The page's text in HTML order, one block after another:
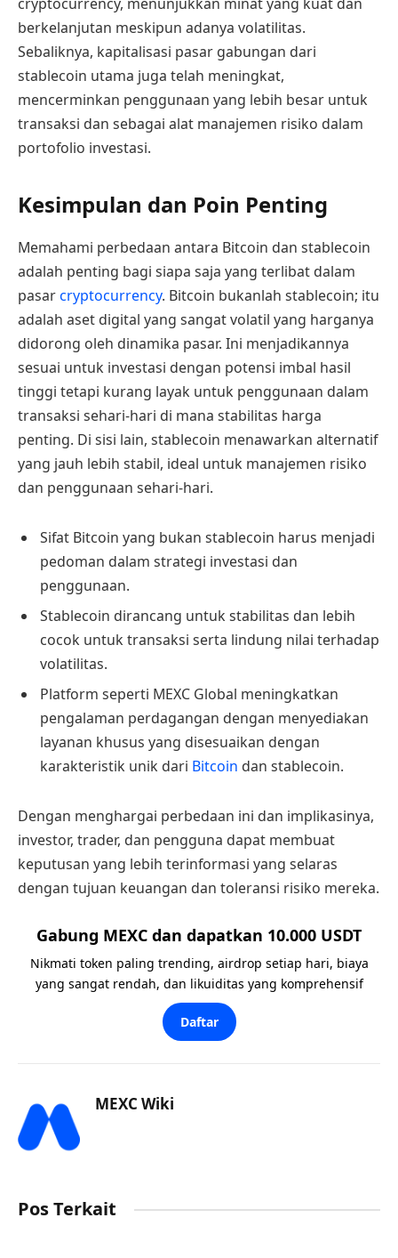
berkelanjutan meskipun adanya volatilitas.
Sebaliknya, kapitalisasi pasar gabungan dari
stablecoin utama juga telah meningkat,
mencerminkan penggunaan yang lebih besar untuk
transaksi dan sebagai alat manajemen risiko dalam
portofolio investasi.
Kesimpulan dan Poin Penting
Memahami perbedaan antara Bitcoin dan stablecoin
adalah penting bagi siapa saja yang terlibat dalam
pasarcryptocurrency. Bitcoin bukanlah stablecoin; itu
adalah aset digital yang sangat volatil yang harganya
didorong oleh dinamika pasar. Ini menjadikannya
sesuai untuk investasi dengan potensi imbal hasil
tinggi tetapi kurang layak untuk penggunaan dalam
transaksi sehari-hari di mana stabilitas harga
penting. Di sisi lain, stablecoin menawarkan alternatif
yang jauh lebih stabil, ideal untuk manajemen risiko
dan penggunaan sehari-hari.
Sifat Bitcoin yang bukan stablecoin harus menjadi
pedoman dalam strategi investasi dan
penggunaan.
Stablecoin dirancang untuk stabilitas dan lebih
cocok untuk transaksi serta lindung nilai terhadap
volatilitas.
Platform seperti MEXC Global meningkatkan
pengalaman perdagangan dengan menyediakan
layanan khusus yang disesuaikan dengan
karakteristik unik dari Bitcoin dan stablecoin.
Dengan menghargai perbedaan ini dan implikasinya,
investor, trader, dan pengguna dapat membuat
keputusan yang lebih terinformasi yang selaras
dengan tujuan keuangan dan toleransi risiko mereka.
Gabung MEXC dan dapatkan 10.000 USDT
Nikmati token paling trending, airdrop setiap hari, biaya
yang sangat rendah, dan likuiditas yang komprehensif
Daftar
MEXC Wiki
Pos Terkait